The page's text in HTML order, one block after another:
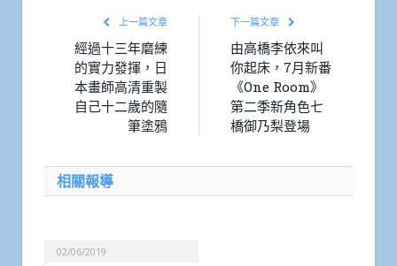
上一篇文章
經過十三年磨練
的實力發揮，日
本畫師高清重製
自己十二歲的隨
筆塗鴉
下一篇文章
由高橋李依來叫
你起床，7月新番
《One Room》
第二季新角色七
橋御乃梨登場
相關報導
02/06/2019